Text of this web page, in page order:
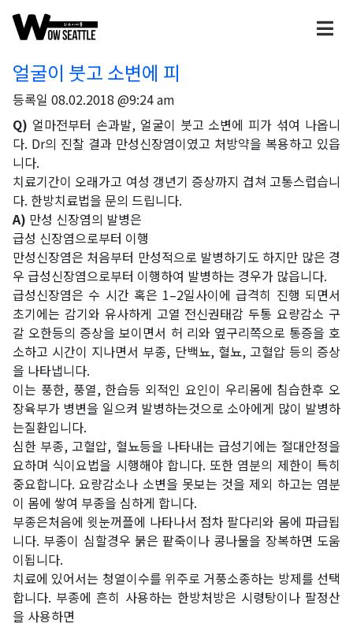
얼굴이 붓고 소변에 피
등록일 08.02.2018 @9:24 am
Q) 얼마전부터 손과발, 얼굴이 붓고 소변에 피가 섞여 나옵니
다. Dr의 진찰 결과 만성신장염이였고 처방약을 복용하고 있읍
니다.
치료기간이 오래가고 여성 갱년기 증상까지 겹쳐 고통스럽습니
다. 한방치료법을 문의 드립니다.
A) 만성 신장염의 발병은
급성 신장염으로부터 이행
만성신장염은 처음부터 만성적으로 발병하기도 하지만 많은 경
우 급성신장염으로부터 이행하여 발병하는 경우가 많읍니다.
급성신장염은 수 시간 혹은 1–2일사이에 급격히 진행 되면서
초기에는 감기와 유사하게 고열 전신권태감 두통 요량감소 구
갈 오한등의 증상을 보이면서 허 리와 옆구리쪽으로 통증을 호
소하고 시간이 지나면서 부종, 단백뇨, 혈뇨, 고혈압 등의 증상
을 나타냅니다.
이는 풍한, 풍열, 한습등 외적인 요인이 우리몸에 침습한후 오
장육부가 병변을 일으켜 발병하는것으로 소아에게 많이 발병하
는질환입니다.
심한 부종, 고혈압, 혈뇨등을 나타내는 급성기에는 절대안정을
요하며 식이요법을 시행해야 합니다. 또한 염분의 제한이 특히
중요합니다. 요량감소나 소변을 못보는 것을 제외 하고는 염분
이 몸에 쌓여 부종을 심하게 합니다.
부종은처음에 윗눈꺼플에 나타나서 점차 팔다리와 몸에 파급됩
니다. 부종이 심할경우 붉은 팥죽이나 콩나물을 장복하면 도움
이됩니다.
치료에 있어서는 청열이수를 위주로 거풍소종하는 방제를 선택
합니다. 부종에 흔히 사용하는 한방처방은 시령탕이나 팔정산
을 사용하면